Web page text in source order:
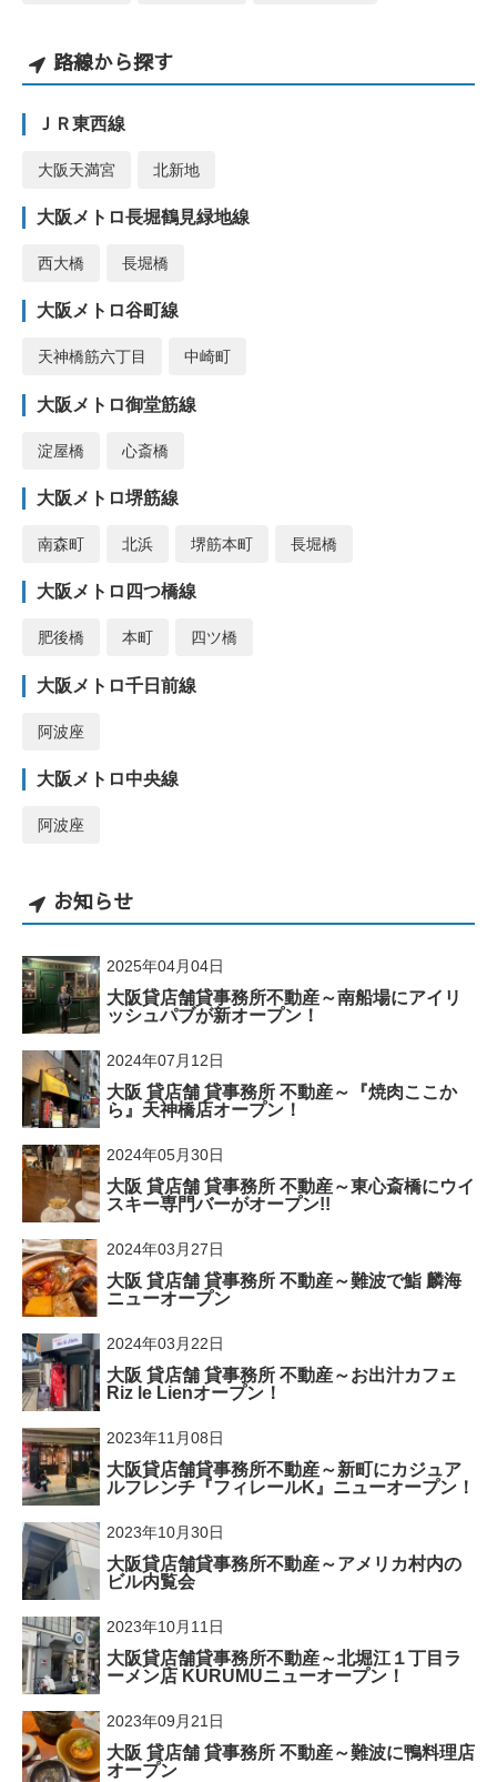
路線から探す
ＪＲ東西線
大阪天満宮 北新地
大阪メトロ長堀鶴見緑地線
西大橋 長堀橋
大阪メトロ谷町線
天神橋筋六丁目 中崎町
大阪メトロ御堂筋線
淀屋橋 心斎橋
大阪メトロ堺筋線
南森町 北浜 堺筋本町 長堀橋
大阪メトロ四つ橋線
肥後橋 本町 四ツ橋
大阪メトロ千日前線
阿波座
大阪メトロ中央線
阿波座
お知らせ
2025年04月04日
大阪貸店舗貸事務所不動産～南船場にアイリ
ッシュパブが新オープン！
2024年07月12日
大阪 貸店舗 貸事務所 不動産～『焼肉ここか
ら』天神橋店オープン！
2024年05月30日
大阪 貸店舗 貸事務所 不動産～東心斎橋にウイ
スキー専門バーがオープン!!
2024年03月27日
大阪 貸店舗 貸事務所 不動産～難波で鮨 麟海
ニューオープン
2024年03月22日
大阪 貸店舗 貸事務所 不動産～お出汁カフェ
Riz le Lienオープン！
2023年11月08日
大阪貸店舗貸事務所不動産～新町にカジュア
ルフレンチ『フィレールK』ニューオープン！
2023年10月30日
大阪貸店舗貸事務所不動産～アメリカ村内の
ビル内覧会
2023年10月11日
大阪貸店舗貸事務所不動産～北堀江１丁目ラ
ーメン店 KURUMUニューオープン！
2023年09月21日
大阪 貸店舗 貸事務所 不動産～難波に鴨料理店
オープン